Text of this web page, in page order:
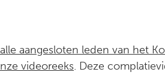
aangesloten leden van het
videoreeks. Deze